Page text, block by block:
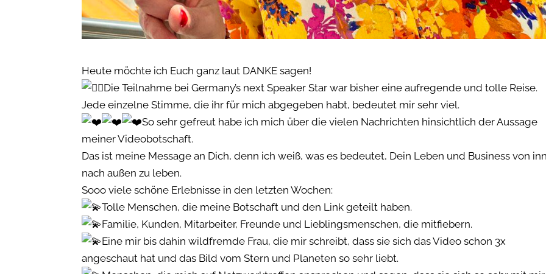
Heute möchte ich Euch ganz laut DANKE sagen!
Die Teilnahme bei Germany’s next Speaker Star war bisher eine aufregende und tolle Reise.
Jede einzelne Stimme, die ihr für mich abgegeben habt, bedeutet mir sehr viel.
So sehr gefreut habe ich mich über die vielen Nachrichten hinsichtlich der Aussage
meiner Videobotschaft.
Das ist meine Message an Dich, denn ich weiß, was es bedeutet, Dein Leben und Business von
nach außen zu leben.
Sooo viele schöne Erlebnisse in den letzten Wochen:
Tolle Menschen, die meine Botschaft und den Link geteilt haben.
Familie, Kunden, Mitarbeiter, Freunde und Lieblingsmenschen, die mitfiebern.
Eine mir bis dahin wildfremde Frau, die mir schreibt, dass sie sich das Video schon 3x
angeschaut hat und das Bild vom Stern und Planeten so sehr liebt.